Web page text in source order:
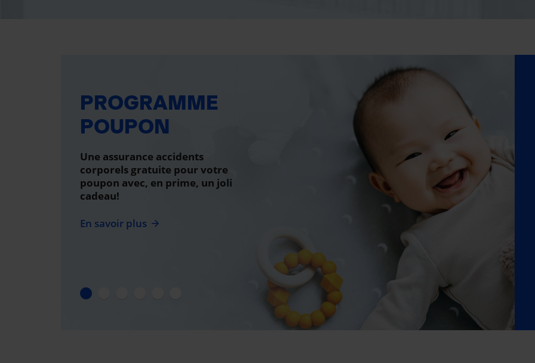
PROGRAMME
POUPON
Une assurance accidents
corporels gratuite pour votre
poupon avec, en prime, un joli
cadeau!
En savoir plus